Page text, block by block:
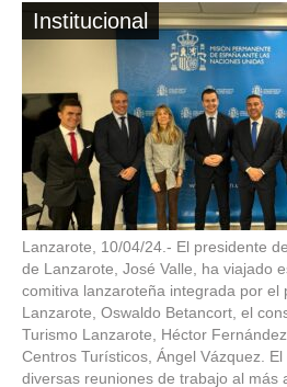
Institucional
Lanzarote, 10/04/24.- El presidente
de Lanzarote, José Valle, ha viajado
comitiva lanzaroteña integrada por el
Lanzarote, Oswaldo Betancort, el
Turismo Lanzarote, Héctor
Centros Turísticos, Ángel Vázquez.
diversas reuniones de trabajo al más